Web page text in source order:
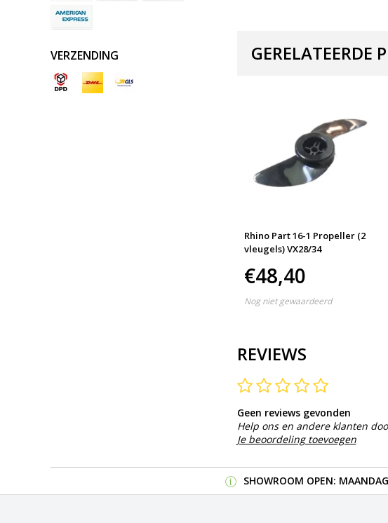
VERZENDING GERELATEERDE
Rhino Part 16-1 Propeller (2
vleugels) VX28/34
€48,40
Nog niet gewaardeerd
REVIEWS
Geen reviews gevonden
Help ons en andere klanten
Je beoordeling toevoegen
SHOWROOM OPEN: